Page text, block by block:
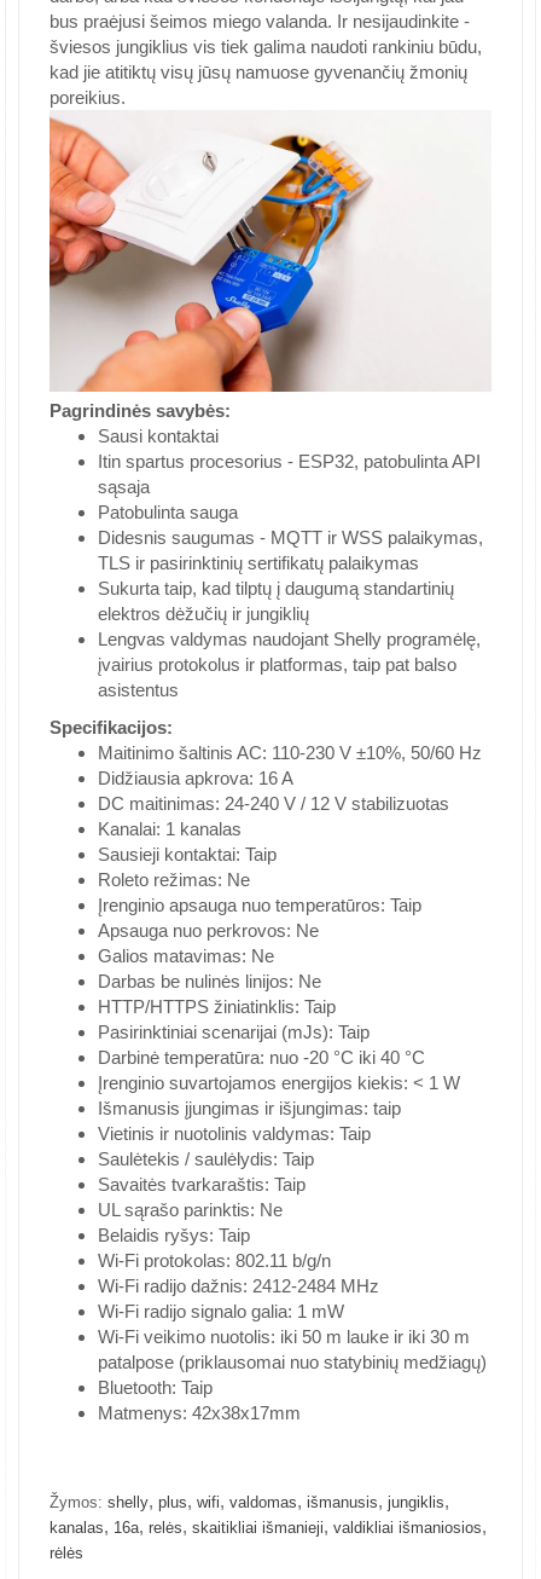
bus praėjusi šeimos miego valanda. Ir nesijaudinkite -
šviesos jungiklius vis tiek galima naudoti rankiniu būdu,
kad jie atitiktų visų jūsų namuose gyvenančių žmonių
poreikius.
Pagrindinės savybės:
Sausi kontaktai
Itin spartus procesorius - ESP32, patobulinta API
sąsaja
Patobulinta sauga
Didesnis saugumas - MQTT ir WSS palaikymas,
TLS ir pasirinktinių sertifikatų palaikymas
Sukurta taip, kad tilptų į daugumą standartinių
elektros dėžučių ir jungiklių
Lengvas valdymas naudojant Shelly programėlę,
įvairius protokolus ir platformas, taip pat balso
asistentus
Specifikacijos:
Maitinimo šaltinis AC: 110-230 V ±10%, 50/60 Hz
Didžiausia apkrova: 16 A
DC maitinimas: 24-240 V / 12 V stabilizuotas
Kanalai: 1 kanalas
Sausieji kontaktai: Taip
Roleto režimas: Ne
Įrenginio apsauga nuo temperatūros: Taip
Apsauga nuo perkrovos: Ne
Galios matavimas: Ne
Darbas be nulinės linijos: Ne
HTTP/HTTPS žiniatinklis: Taip
Pasirinktiniai scenarijai (mJs): Taip
Darbinė temperatūra: nuo -20 °C iki 40 °C
Įrenginio suvartojamos energijos kiekis: < 1 W
Išmanusis įjungimas ir išjungimas: taip
Vietinis ir nuotolinis valdymas: Taip
Saulėtekis / saulėlydis: Taip
Savaitės tvarkaraštis: Taip
UL sąrašo parinktis: Ne
Belaidis ryšys: Taip
Wi-Fi protokolas: 802.11 b/g/n
Wi-Fi radijo dažnis: 2412-2484 MHz
Wi-Fi radijo signalo galia: 1 mW
Wi-Fi veikimo nuotolis: iki 50 m lauke ir iki 30 m
patalpose (priklausomai nuo statybinių medžiagų)
Bluetooth: Taip
Matmenys: 42x38x17mm
Žymos: shelly, plus, wifi, valdomas, išmanusis, jungiklis,
kanalas, 16a, relės, skaitikliai išmanieji, valdikliai išmaniosios,
rėlės